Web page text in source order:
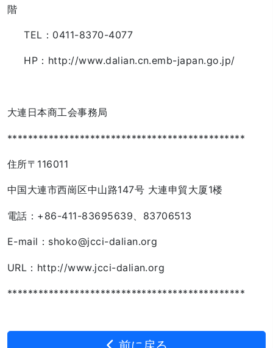
階
TEL：0411-8370-4077
HP： http://www.dalian.cn.emb-japan.go.jp/
大連日本商工会事務局
**********************************************
住所〒116011
中国大連市西崗区中山路147号 大連申貿大厦1楼
電話：+86-411-83695639、83706513
E-mail：shoko@jcci-dalian.org
URL：http://www.jcci-dalian.org
**********************************************